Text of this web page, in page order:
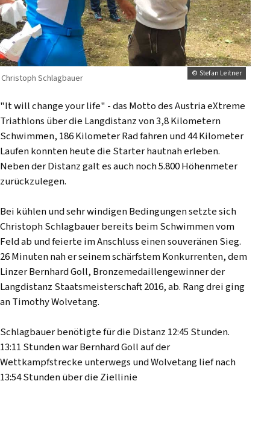
© Stefan Leitner
Christoph Schlagbauer
"It will change your life" - das Motto des Austria eXtreme
Triathlons über die Langdistanz von 3,8 Kilometern
Schwimmen, 186 Kilometer Rad fahren und 44 Kilometer
Laufen konnten heute die Starter hautnah erleben.
Neben der Distanz galt es auch noch 5.800 Höhenmeter
zurückzulegen.
Bei kühlen und sehr windigen Bedingungen setzte sich
Christoph Schlagbauer bereits beim Schwimmen vom
Feld ab und feierte im Anschluss einen souveränen Sieg.
26 Minuten nah er seinem schärfstem Konkurrenten, dem
Linzer Bernhard Goll, Bronzemedaillengewinner der
Langdistanz Staatsmeisterschaft 2016, ab. Rang drei ging
an Timothy Wolvetang.
Schlagbauer benötigte für die Distanz 12:45 Stunden.
13:11 Stunden war Bernhard Goll auf der
Wettkampfstrecke unterwegs und Wolvetang lief nach
13:54 Stunden über die Ziellinie